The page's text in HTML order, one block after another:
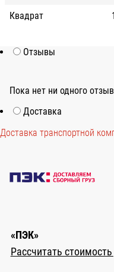
Квадрат
Отзывы
Пока нет ни одного
Доставка
Доставка транспортной
«ПЭК»
Рассчитать